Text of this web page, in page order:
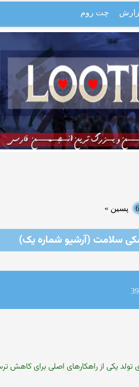
چت روم
پسین »
سلامت (آرشیو شماره یک)
تولد یکی از راهکارهای اصلی برای